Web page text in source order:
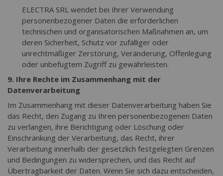
ELECTRA SRL wendet bei Ihrer Verwendung
personenbezogener Daten die erforderlichen
technischen und organisatorischen Maßnahmen an, um
deren Sicherheit, Schutz vor zufälliger oder
unrechtmäßiger Zerstörung, Veränderung, Offenlegung
oder unbefugtem Zugriff zu gewährleisten.
9. Ihre Rechte im Zusammenhang mit der
Datenverarbeitung
Im Zusammenhang mit dieser Datenverarbeitung haben Sie
das Recht, den Zugang zu Ihren personenbezogenen Daten
zu verlangen, ihre Berichtigung oder Löschung oder
Einschränkung der Verarbeitung, das Recht, ihrer
Verarbeitung innerhalb der gesetzlich festgelegten Grenzen
und Bedingungen zu widersprechen, und das Recht auf
Übertragbarkeit der Daten. Wenn Sie sich dazu entscheiden,